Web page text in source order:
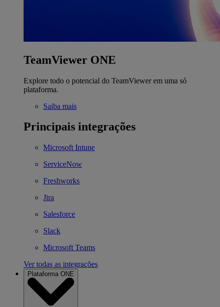
TeamViewer ONE
Explore todo o potencial do TeamViewer em uma só
plataforma.
Saiba mais
Principais integrações
Microsoft Intune
ServiceNow
Freshworks
Jira
Salesforce
Slack
Microsoft Teams
Ver todas as integrações
Plataforma ONE